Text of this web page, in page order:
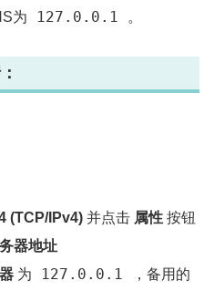
为 127.0.0.1 。
(TCP/IPv4) 并点击 属性 按钮
器地址
为 127.0.0.1
，备用的